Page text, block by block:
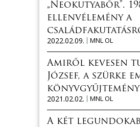
„Neokutyabőr”.
ellenvélemény a
2022.02.09.
MNL OL
Amiről kevesen
József, a szürke
2021.02.02.
MNL OL
A két